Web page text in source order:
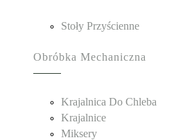
Stoły Przyścienne
Obróbka Mechaniczna
Krajalnica Do Chleba
Krajalnice
Miksery